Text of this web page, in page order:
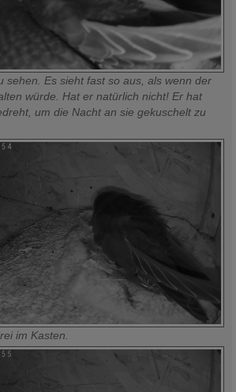
sehen. Es sieht fast so aus, als wenn der
würde. Hat er natürlich nicht! Er hat
um die Nacht an sie gekuschelt zu
im Kasten.